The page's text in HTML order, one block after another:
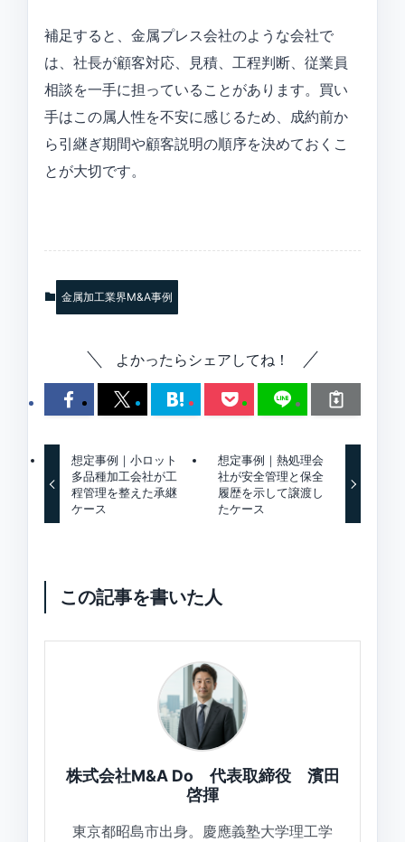
補足すると、金属プレス会社のような会社で
は、社長が顧客対応、見積、工程判断、従業員
相談を一手に担っていることがあります。買い
手はこの属人性を不安に感じるため、成約前か
ら引継ぎ期間や顧客説明の順序を決めておくこ
とが大切です。
金属加工業界M&A事例
よかったらシェアしてね！
想定事例｜小ロット
多品種加工会社が工
程管理を整えた承継
ケース
想定事例｜熱処理会
社が安全管理と保全
履歴を示して譲渡し
たケース
この記事を書いた人
株式会社M&A Do 代表取締役 濱田
啓揮
東京都昭島市出身。慶應義塾大学理工学